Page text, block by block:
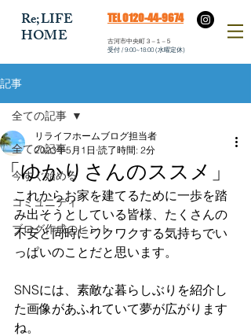
​Re;LIFE
HOME
​TEL 0120-44-9674
​古河市中央町３−１−５
​受付 / 9:00~18:00 (水曜定休)
記事
全ての記事
今すぐ始める
コミュニティ
ブログ作成のヒント
全ての記事
「ゆかりさんのススメ」
リライフホームブログ担当者
2023年5月1日 読了時間: 2分
これからお家を建てるために一歩を踏
み出そうとしている皆様、たくさんの
不安と同時にワクワクする気持ちでい
っぱいのことだと思います。
SNSには、素敵な暮らしぶりを紹介し
た画像があふれていて夢が広がります
ね。